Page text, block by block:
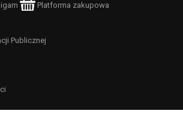
Platforma zakupowa
Publicznej